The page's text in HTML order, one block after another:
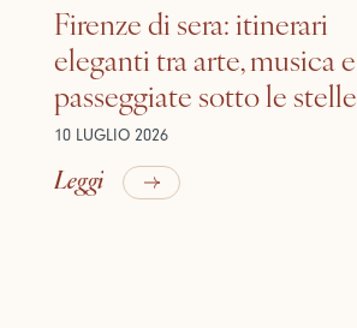
Firenze di sera: itinerari
eleganti tra arte, musica e
passeggiate sotto le stelle
10 LUGLIO 2026
Leggi